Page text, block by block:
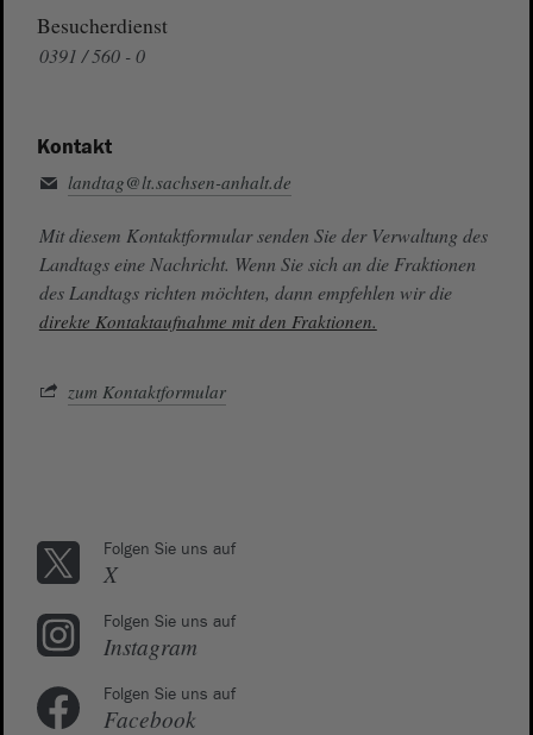
Besucherdienst
0391 / 560 - 0
Kontakt
landtag@lt.sachsen-anhalt.de
Mit diesem Kontaktformular senden Sie der Verwaltung des
Landtags eine Nachricht. Wenn Sie sich an die Fraktionen
des Landtags richten möchten, dann empfehlen wir die
direkte Kontaktaufnahme mit den Fraktionen.
zum Kontaktformular
Folgen Sie uns auf
X
Folgen Sie uns auf
Instagram
Folgen Sie uns auf
Facebook